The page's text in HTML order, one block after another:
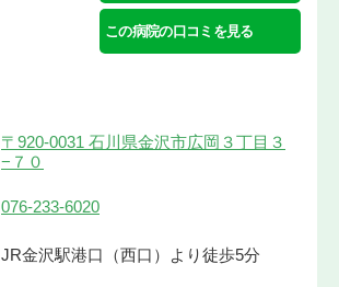
この病院の口コミを見る
〒920-0031 石川県金沢市広岡３丁目３
−７０
076-233-6020
JR金沢駅港口（西口）より徒歩5分